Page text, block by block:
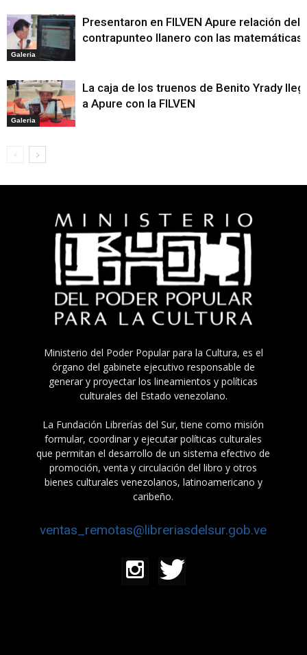
Galeria
Presentaron en FILVEN Apure relación del
contrapunteo llanero con las matemáticas
Galeria
La caja de los truenos de Benito Yrady
a Apure con la FILVEN
Ministerio del Poder Popular para la Cultura, es el
órgano del gabinete ejecutivo responsable de
generar y proyectar los lineamientos y políticas
culturales del Estado venezolano.
La Fundación Librerías del Sur, tiene como misión
formular, coordinar y ejecutar políticas culturales
que permitan el desarrollo de un sistema efectivo de
promoción, venta y circulación del libro y otros
bienes culturales venezolanos, latinoamericano y
caribeño.
ventas_remotas@libreriasdelsur.gob.ve